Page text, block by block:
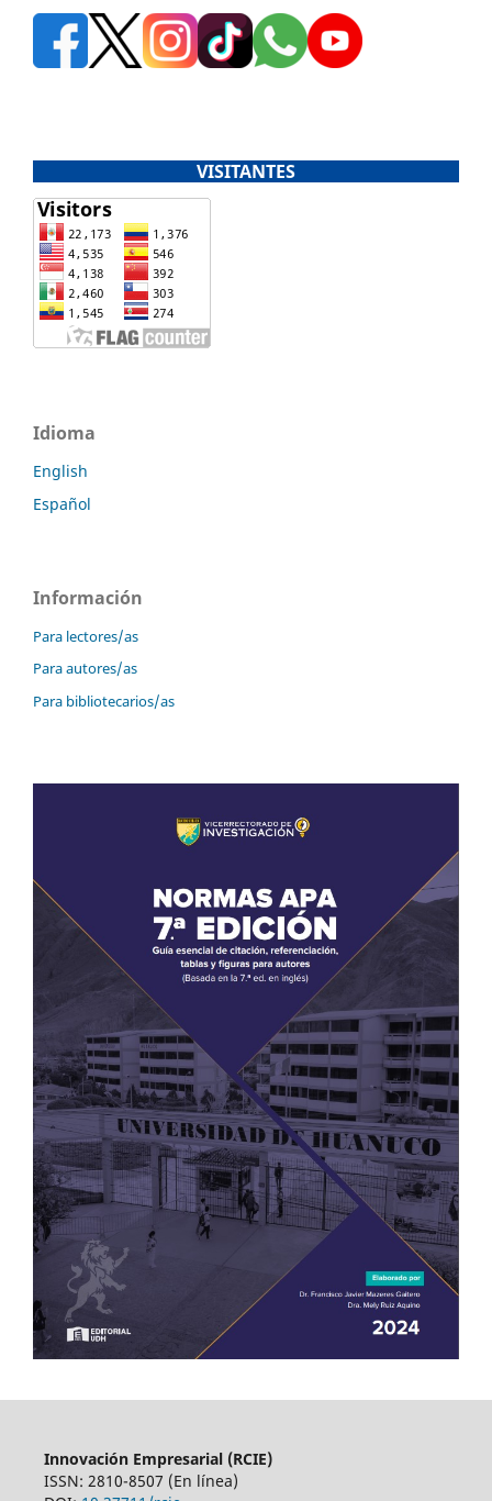
VISITANTES
Idioma
English
Español
Información
Para lectores/as
Para autores/as
Para bibliotecarios/as
Innovación Empresarial (RCIE)
ISSN: 2810-8507 (En línea)